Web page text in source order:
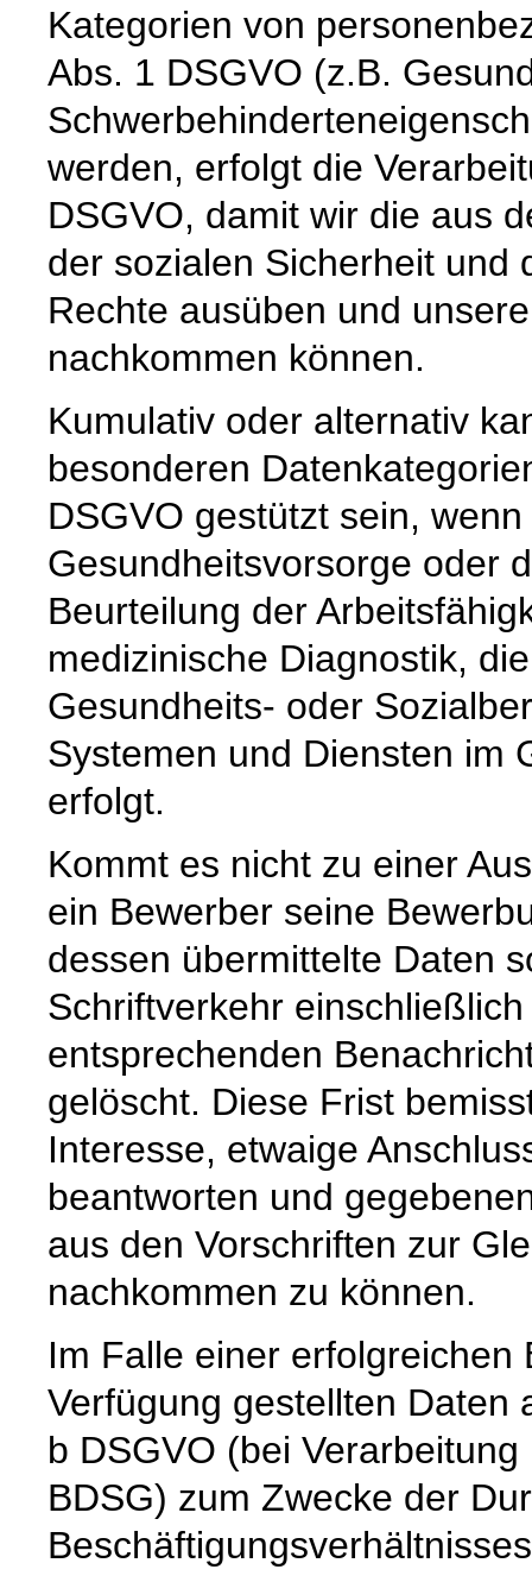
Kategorien von
Abs. 1 DSGVO (z.B.
werden, erfolgt die
DSGVO, damit wir die aus
der sozialen Sicherheit und
Rechte ausüben und
nachkommen können.
Kumulativ oder alternativ
besonderen
DSGVO gestützt sein,
Gesundheitsvorsorge oder
Beurteilung der
medizinische Diagnostik,
Gesundheits- oder
Systemen und Diensten im
erfolgt.
Kommt es nicht zu einer
ein Bewerber seine
dessen übermittelte Daten
Schriftverkehr
entsprechenden
gelöscht. Diese Frist
Interesse, etwaige
beantworten und
aus den Vorschriften zur
nachkommen zu können.
Im Falle einer
Verfügung gestellten Daten
b DSGVO (bei
BDSG) zum Zwecke der